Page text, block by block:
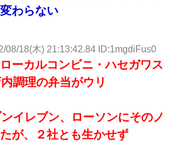
わらない
08/18(木) 21:13:42.84 ID:1mgdiFus0
ーカルコンビニ・ハセガワス
調理の弁当がウリ
イレブン、ローソンにそのノ
が、２社とも生かせず